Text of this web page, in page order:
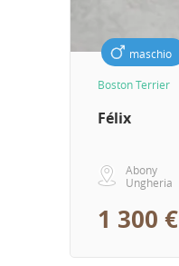
maschio
Boston Terrier
Félix
Abony
Ungheria
1 300 €